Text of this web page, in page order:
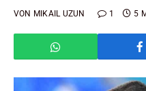
VON MIKAIL UZUN 1 5